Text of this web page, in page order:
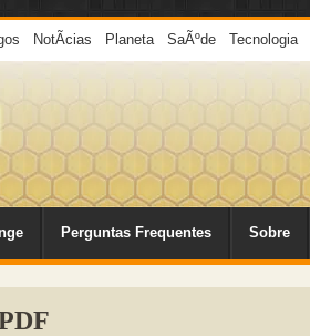
NotÃ­cias Planeta SaÃºde Tecnologia
Perguntas Frequentes Sobre